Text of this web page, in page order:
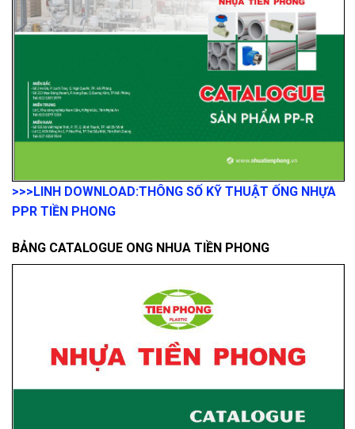
>>>LINH DOWNLOAD:THÔNG SỐ KỸ THUẬT ỐNG NHỰA
PPR TIỀN PHONG
BẢNG CATALOGUE ONG NHUA TIỀN PHONG